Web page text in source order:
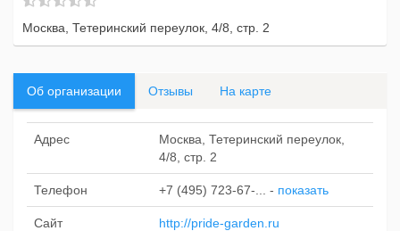
Москва, Тетеринский переулок, 4/8, стр. 2
Об организации Отзывы На карте
Адрес
Москва, Тетеринский переулок,
4/8, стр. 2
Телефон +7 (495) 723-67-... - показать
Сайт http://pride-garden.ru